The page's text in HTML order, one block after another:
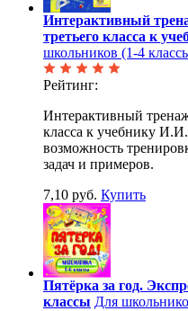
Интерактивный
третьего класса к
школьников (1-4
Рейтинг:
Интерактивный
класса к учебнику
возможность
задач и примеров.
7,10 руб. Купить
Пятёрка за год.
классы Для